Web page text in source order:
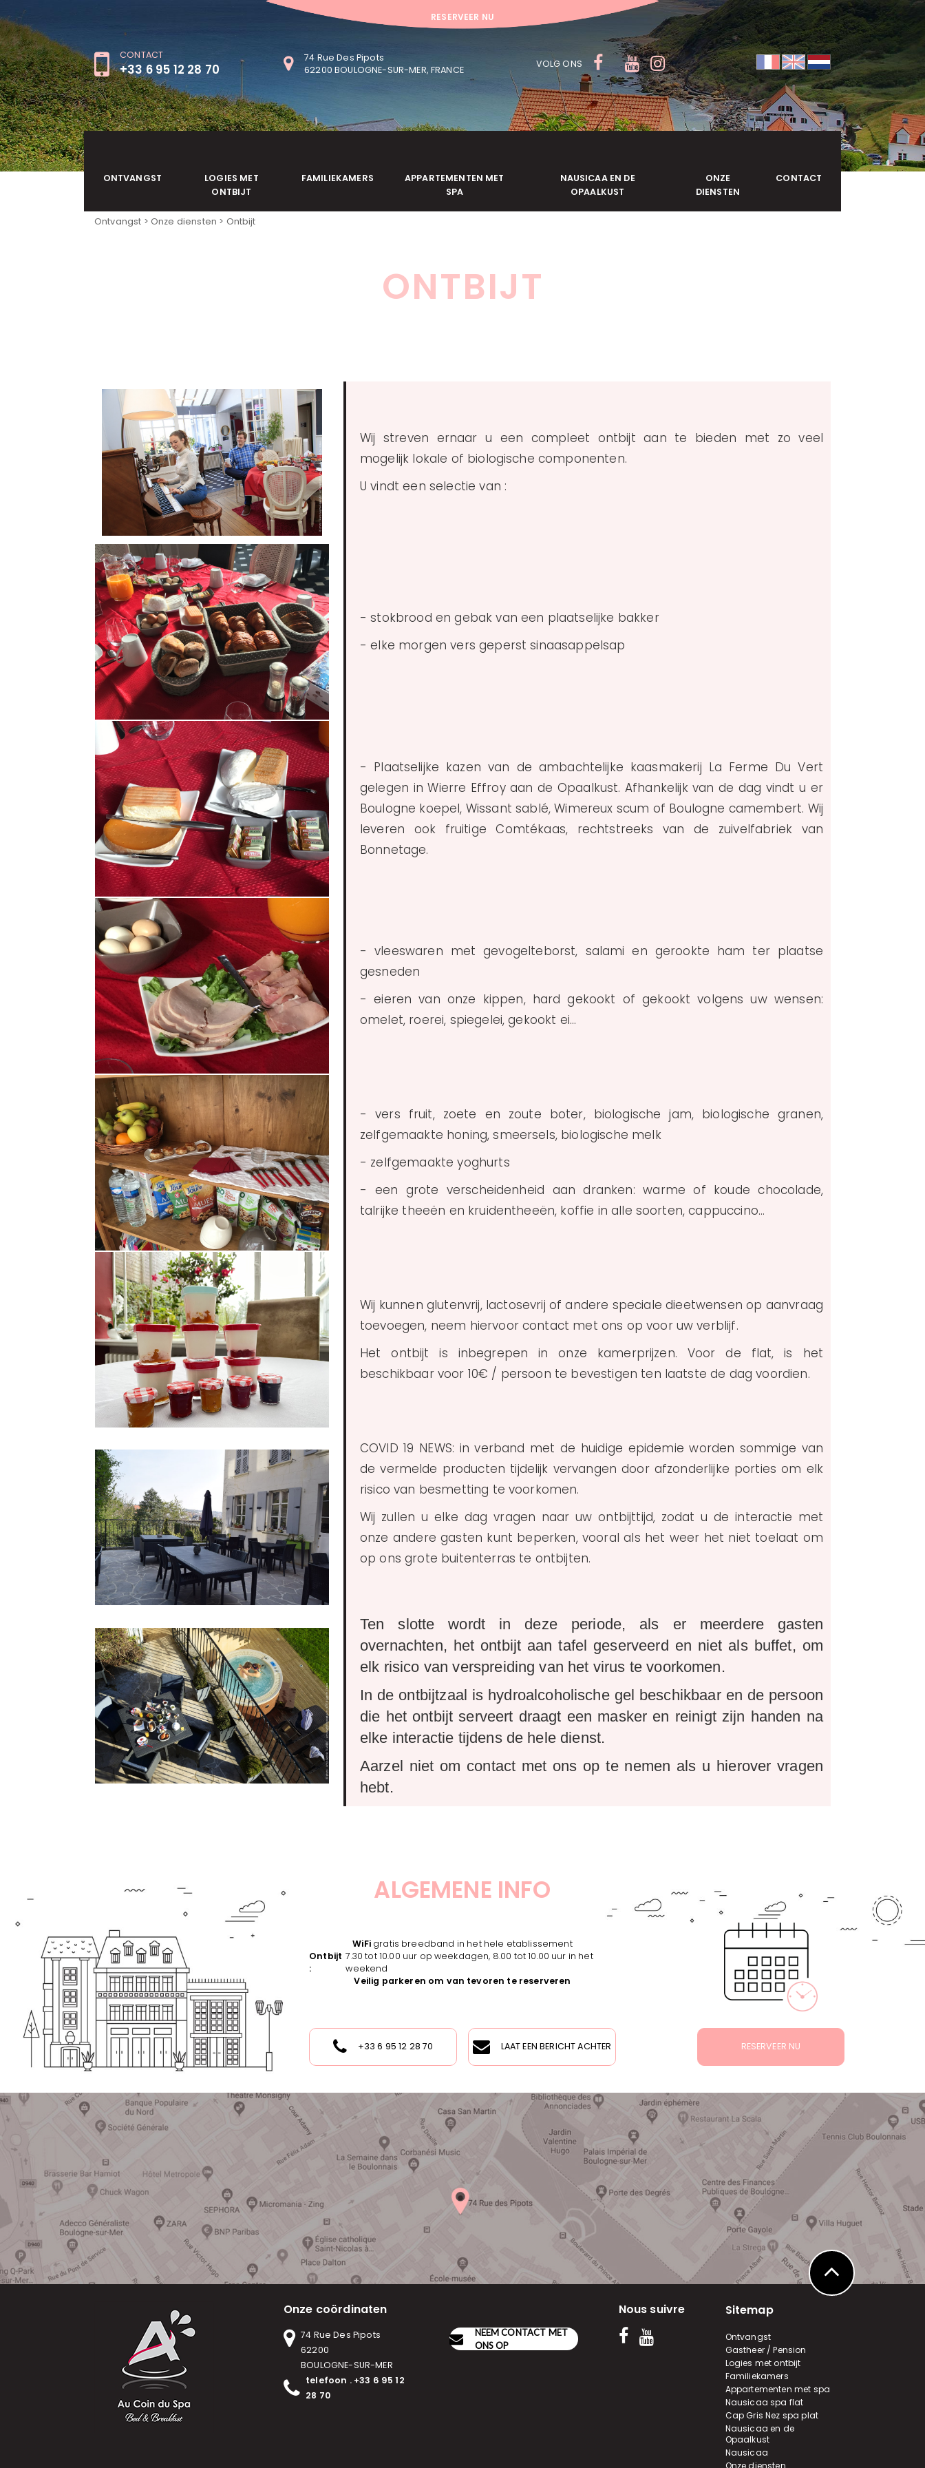
RÉSERVER MAINTENANT
RESERVEER NU
CONTACT
+33 6 95 12 28 70
74 Rue Des Pipots
62200 BOULOGNE-SUR-MER, FRANCE
VOLG ONS
ONTVANGST
LOGIES MET
ONTBIJT
FAMILIEKAMERS
APPARTEMENTEN MET
SPA
NAUSICAA EN DE
OPAALKUST
ONZE
DIENSTEN
CONTACT
Ontvangst > Onze diensten > Ontbijt
ONTBIJT
Wij streven ernaar u een compleet ontbijt aan te bieden met zo veel
mogelijk lokale of biologische componenten.
U vindt een selectie van :
- stokbrood en gebak van een plaatselijke bakker
- elke morgen vers geperst sinaasappelsap
- Plaatselijke kazen van de ambachtelijke kaasmakerij La Ferme Du Vert
gelegen in Wierre Effroy aan de Opaalkust. Afhankelijk van de dag vindt u er
Boulogne koepel, Wissant sablé, Wimereux scum of Boulogne camembert. Wij
leveren ook fruitige Comtékaas, rechtstreeks van de zuivelfabriek van
Bonnetage.
- vleeswaren met gevogelteborst, salami en gerookte ham ter plaatse
gesneden
- eieren van onze kippen, hard gekookt of gekookt volgens uw wensen:
omelet, roerei, spiegelei, gekookt ei...
- vers fruit, zoete en zoute boter, biologische jam, biologische granen,
zelfgemaakte honing, smeersels, biologische melk
- zelfgemaakte yoghurts
- een grote verscheidenheid aan dranken: warme of koude chocolade,
talrijke theeën en kruidentheeën, koffie in alle soorten, cappuccino...
Wij kunnen glutenvrij, lactosevrij of andere speciale dieetwensen op aanvraag
toevoegen, neem hiervoor contact met ons op voor uw verblijf.
Het ontbijt is inbegrepen in onze kamerprijzen. Voor de flat, is het
beschikbaar voor 10€ / persoon te bevestigen ten laatste de dag voordien.
COVID 19 NEWS: in verband met de huidige epidemie worden sommige van
de vermelde producten tijdelijk vervangen door afzonderlijke porties om elk
risico van besmetting te voorkomen.
Wij zullen u elke dag vragen naar uw ontbijttijd, zodat u de interactie met
onze andere gasten kunt beperken, vooral als het weer het niet toelaat om
op ons grote buitenterras te ontbijten.
Ten slotte wordt in deze periode, als er meerdere gasten
overnachten, het ontbijt aan tafel geserveerd en niet als buffet, om
elk risico van verspreiding van het virus te voorkomen.
In de ontbijtzaal is hydroalcoholische gel beschikbaar en de persoon
die het ontbijt serveert draagt een masker en reinigt zijn handen na
elke interactie tijdens de hele dienst.
Aarzel niet om contact met ons op te nemen als u hierover vragen
hebt.
ALGEMENE INFO
WiFi gratis breedband in het hele etablissement
Ontbijt
:
7.30 tot 10.00 uur op weekdagen, 8.00 tot 10.00 uur in het
weekend
Veilig parkeren om van tevoren te reserveren
+33 6 95 12 28 70 LAAT EEN BERICHT ACHTER RESERVEER NU
Onze coördinaten
74 Rue Des Pipots
62200
BOULOGNE-SUR-MER
telefoon . +33 6 95 12
28 70
NEEM CONTACT MET
ONS OP
Nous suivre Sitemap
Ontvangst
Gastheer / Pension
Logies met ontbijt
Familiekamers
Appartementen met spa
Nausicaa spa flat
Cap Gris Nez spa plat
Nausicaa en de
Opaalkust
Nausicaa